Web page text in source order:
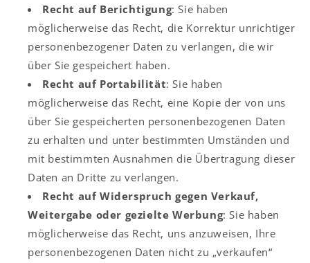
Recht auf Berichtigung: Sie haben
möglicherweise das Recht, die Korrektur unrichtiger
personenbezogener Daten zu verlangen, die wir
über Sie gespeichert haben.
Recht auf Portabilität: Sie haben
möglicherweise das Recht, eine Kopie der von uns
über Sie gespeicherten personenbezogenen Daten
zu erhalten und unter bestimmten Umständen und
mit bestimmten Ausnahmen die Übertragung dieser
Daten an Dritte zu verlangen.
Recht auf Widerspruch gegen Verkauf,
Weitergabe oder gezielte Werbung: Sie haben
möglicherweise das Recht, uns anzuweisen, Ihre
personenbezogenen Daten nicht zu „verkaufen“